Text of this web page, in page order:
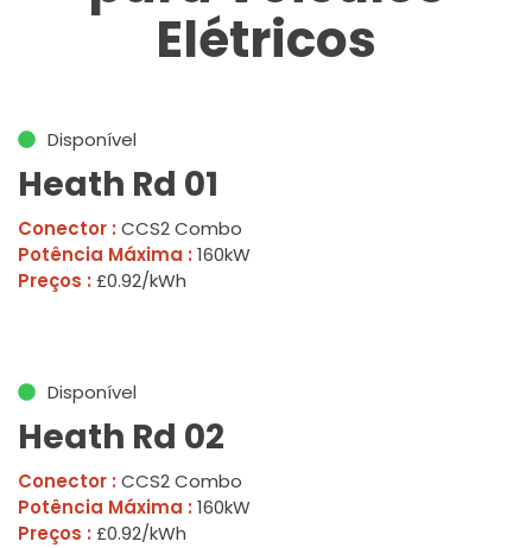
Elétricos
Disponível
Heath Rd 01
Conector : CCS2 Combo
Potência Máxima : 160kW
Preços : £0.92/kWh
Disponível
Heath Rd 02
Conector : CCS2 Combo
Potência Máxima : 160kW
Preços : £0.92/kWh